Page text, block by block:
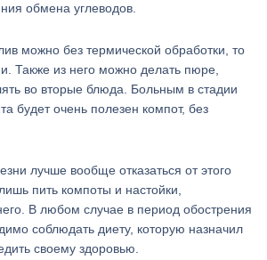
обмена углеводов.
можно без термической обработки, то
Также из него можно делать пюре,
во вторые блюда. Больным в стадии
будет очень полезен компот, без
лучше вообще отказаться от этого
пить компоты и настойки,
В любом случае в период обострения
соблюдать диету, которую назначил
своему здоровью.